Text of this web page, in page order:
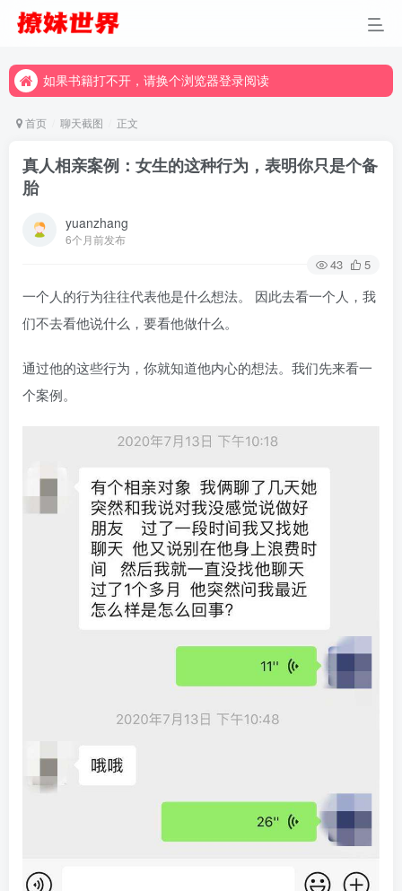
如果书籍打不开，请换个浏览器登录阅读
如果书籍打不开，请换个浏览器登录阅读
首页 聊天截图 正文
真人相亲案例：女生的这种行为，表明你只是个备
胎
yuanzhang
6个月前发布
43 5
一个人的行为往往代表他是什么想法。 因此去看一个人，我
们不去看他说什么，要看他做什么。
通过他的这些行为，你就知道他内心的想法。我们先来看一
个案例。